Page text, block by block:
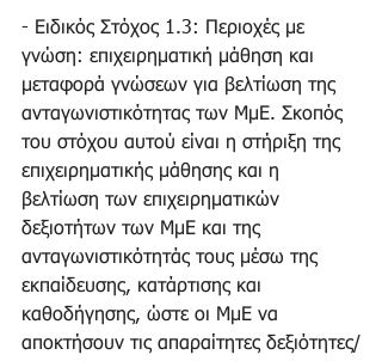
- Ειδικός Στόχος 1.3: Περιοχές με
γνώση: επιχειρηματική μάθηση και
μεταφορά γνώσεων για βελτίωση της
ανταγωνιστικότητας των ΜμΕ. Σκοπός
του στόχου αυτού είναι η στήριξη της
επιχειρηματικής μάθησης και η
βελτίωση των επιχειρηματικών
δεξιοτήτων των ΜμΕ και της
ανταγωνιστικότητάς τους μέσω της
εκπαίδευσης, κατάρτισης και
καθοδήγησης, ώστε οι ΜμΕ να
αποκτήσουν τις απαραίτητες δεξιότητες/